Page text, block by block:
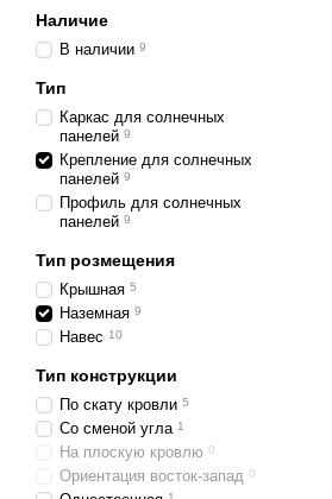
Наличие
В наличии 9
Тип
Каркас для солнечных
панелей 9
Крепление для солнечных
панелей 9
Профиль для солнечных
панелей 9
Тип розмещения
Крышная 5
Наземная 9
Навес 10
Тип конструкции
По скату кровли 5
Со сменой угла 1
На плоскую кровлю 0
Ориентация восток-запад 0